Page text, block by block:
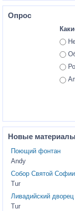
Опрос
Новые материалы
Поющий фонтан
Andy
Собор Святой Софии
Tur
Ливадийский дворец
Tur